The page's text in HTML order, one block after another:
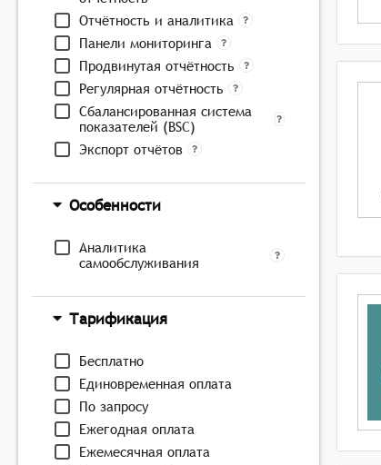
Отчётность и аналитика
Панели мониторинга
Продвинутая отчётность
Регулярная отчётность
Сбалансированная система
показателей (BSC)
Экспорт отчётов
Особенности
Аналитика
самообслуживания
Тарификация
Бесплатно
Единовременная оплата
По запросу
Ежегодная оплата
Ежемесячная оплата